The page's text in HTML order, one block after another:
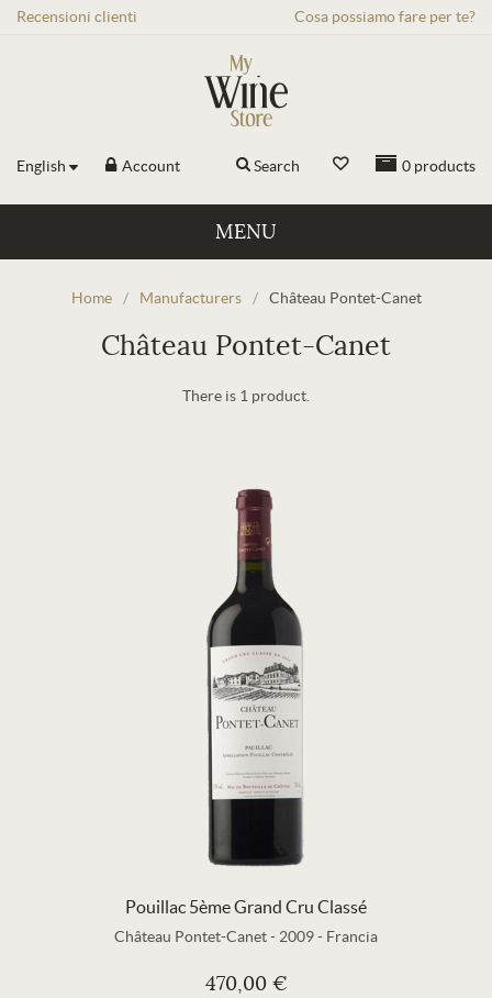
Recensioni clienti Cosa possiamo fare per te?
English Account 0 products
Search
MENU
Home / Manufacturers / Château Pontet-Canet
Château Pontet-Canet
There is 1 product.
Pouillac 5ème Grand Cru Classé
Château Pontet-Canet- 2009- Francia
470,00 €